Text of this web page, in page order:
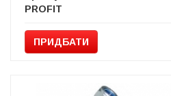
PROFIT
ПРИДБАТИ